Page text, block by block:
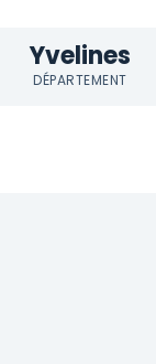
Yvelines
DÉPARTEMENT